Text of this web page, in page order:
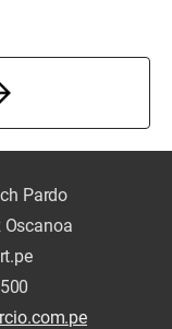
Pardo
Oscanoa